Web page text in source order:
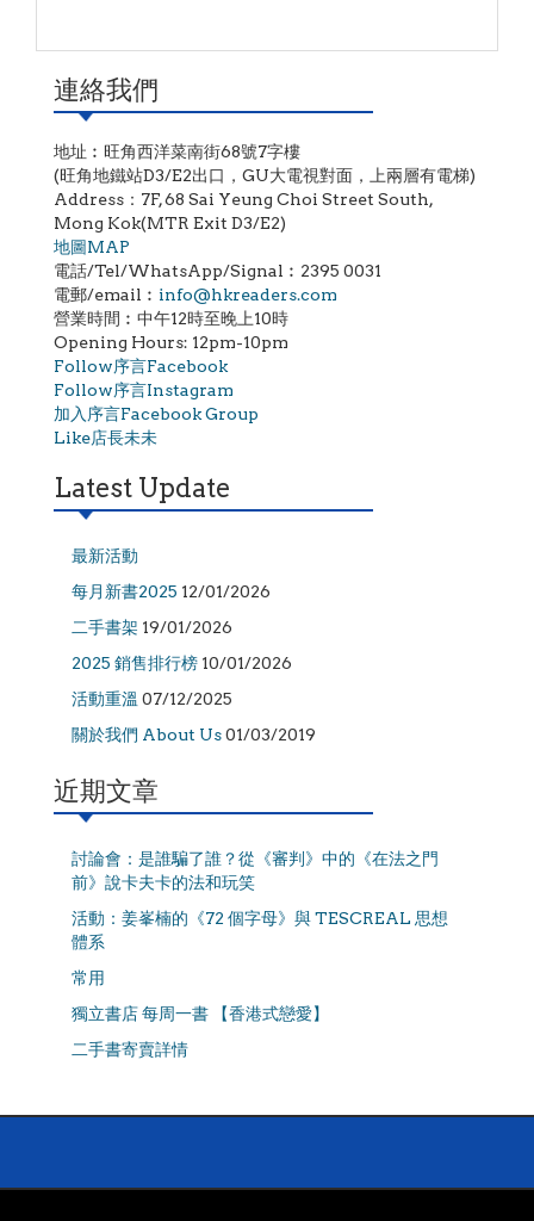
連絡我們
地址︰旺角西洋菜南街68號7字樓
(旺角地鐵站D3/E2出口，GU大電視對面，上兩層有電梯)
Address：7F, 68 Sai Yeung Choi Street South,
Mong Kok(MTR Exit D3/E2)
地圖MAP
電話/Tel/WhatsApp/Signal︰2395 0031
電郵/email︰ info@hkreaders.com
營業時間︰中午12時至晚上10時
Opening Hours: 12pm-10pm
Follow序言Facebook
Follow序言Instagram
加入序言Facebook Group
Like店長未未
Latest Update
最新活動
每月新書2025 12/01/2026
二手書架 19/01/2026
2025 銷售排行榜 10/01/2026
活動重溫 07/12/2025
關於我們 About Us01/03/2019
近期文章
討論會：是誰騙了誰？從《審判》中的《在法之門
前》說卡夫卡的法和玩笑
活動：姜峯楠的《72 個字母》與 TESCREAL 思想
體系
常用
獨立書店 每周一書 【香港式戀愛】
二手書寄賣詳情